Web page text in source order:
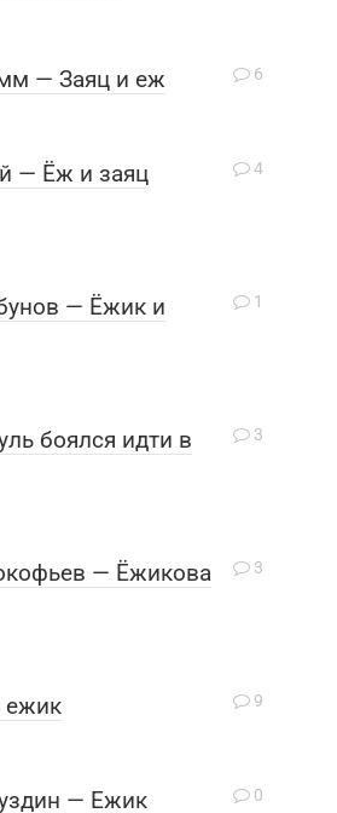
6
— Заяц и еж
4
— Ёж и заяц
1
— Ёжик и
3
боялся идти в
3
— Ёжикова
9
ежик
0
— Ежик